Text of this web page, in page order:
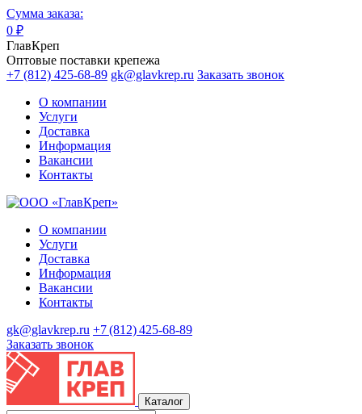
Сумма заказа:
0 ₽
ГлавКреп
Оптовые поставки крепежа
+7 (812) 425-68-89 gk@glavkrep.ru Заказать звонок
О компании
Услуги
Доставка
Информация
Вакансии
Контакты
О компании
Услуги
Доставка
Информация
Вакансии
Контакты
gk@glavkrep.ru +7 (812) 425-68-89
Заказать звонок
Каталог